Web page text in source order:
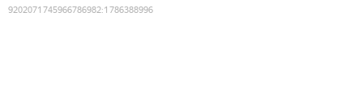
9202071745966786982:1786388996